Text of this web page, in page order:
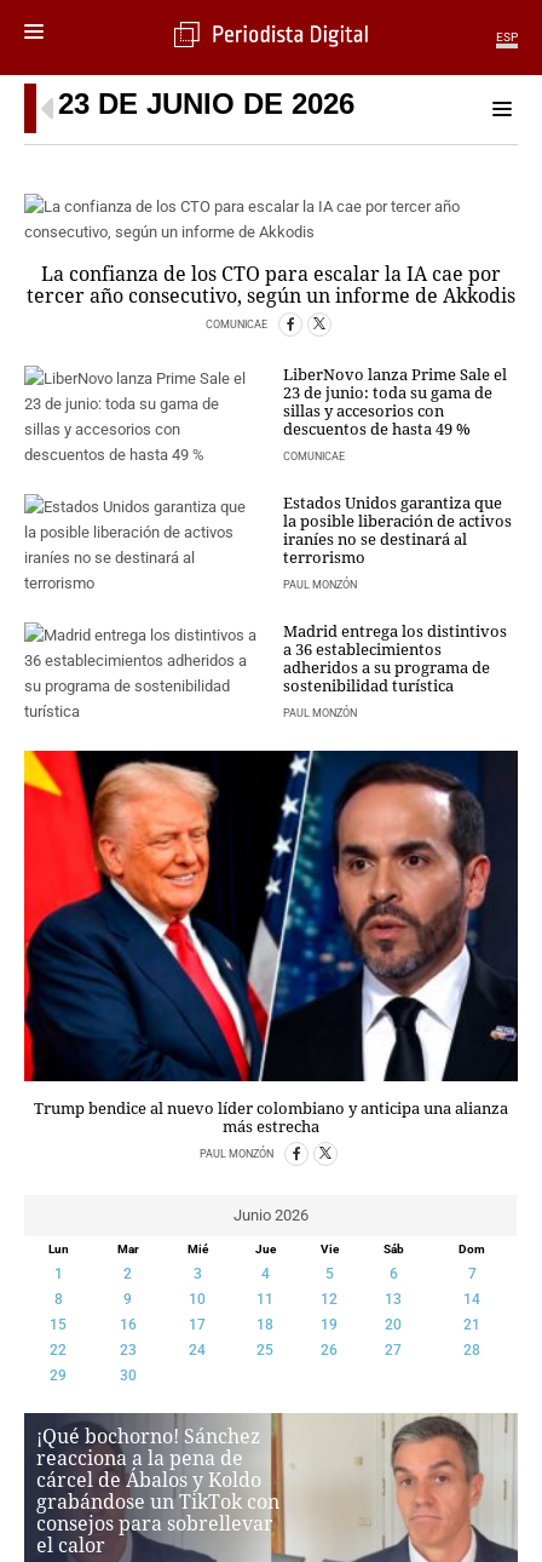
ESP
MENÚ
SECCIONES
MUNDO
PERIODISMO
ECONOMÍA
DEPORTES
CULTURA
TELEVISIÓN
GENTE
OTRAS WEBS
RELIGION
TRAVELLERS
SALUD
ESCAPARATE
24X7
LA RETAGUARDIA
LA BURBUJA
DIRECTORIOS
LO ÚLTIMO
BLOGS
VÍDEOS
ORGANISMOS
SERVICIOS
OFERTAS
ENLACES
MÁS SERVICIOS
EDICIONES
AMÉRICA
ESPAÑA
23 DE JUNIO DE 2026
La confianza de los CTO para escalar la IA cae por
tercer año consecutivo, según un informe de Akkodis
COMUNICAE
LiberNovo lanza Prime Sale el
23 de junio: toda su gama de
sillas y accesorios con
descuentos de hasta 49 %
COMUNICAE
Estados Unidos garantiza que
la posible liberación de activos
iraníes no se destinará al
terrorismo
PAUL MONZÓN
Madrid entrega los distintivos
a 36 establecimientos
adheridos a su programa de
sostenibilidad turística
PAUL MONZÓN
Trump bendice al nuevo líder colombiano y anticipa una alianza
más estrecha
PAUL MONZÓN
Junio 2026
Lun Mar Mié Jue Vie Sáb Dom
1 2 3 4 5 6
7
8
9 10 11 12 13
14
15
16 17 18 19 20
21
22
23 24 25 26 27
28
29
30
¡Qué bochorno! Sánchez
reacciona a la pena de
cárcel de Ábalos y Koldo
grabándose un TikTok con
consejos para sobrellevar
el calor